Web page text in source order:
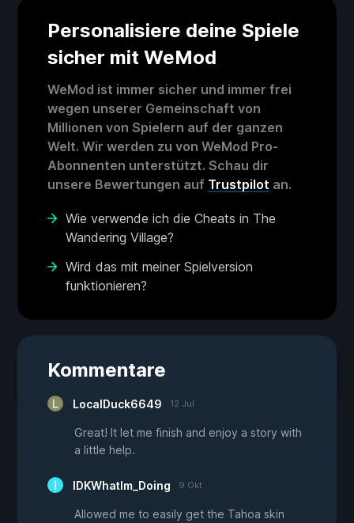
Personalisiere deine Spiele
sicher mit WeMod
WeMod ist immer sicher und immer frei
wegen unserer Gemeinschaft von
Millionen von Spielern auf der ganzen
Welt. Wir werden zu von WeMod Pro-
Abonnenten unterstützt. Schau dir
unsere Bewertungen auf Trustpilot an.
Wie verwende ich die Cheats in The
Wandering Village?
Wird das mit meiner Spielversion
funktionieren?
Kommentare
LocalDuck6649 12 Jul
Great! It let me finish and enjoy a story with
a little help.
IDKWhatIm_Doing 9 Okt
Allowed me to easily get the Tahoa skin